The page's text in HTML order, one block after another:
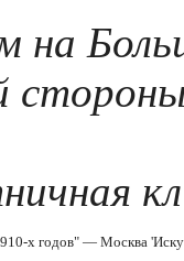
на
х годов" — Москва